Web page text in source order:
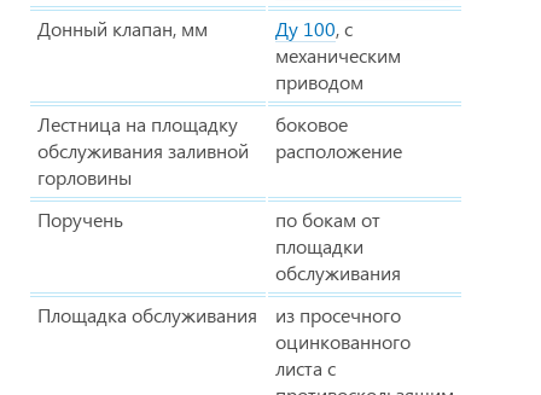
Донный клапан, мм
Ду 100, с
механическим
приводом
Лестница на площадку
обслуживания заливной
горловины
боковое
расположение
Поручень
по бокам от
площадки
обслуживания
Площадка обслуживания
из просечного
оцинкованного
листа с